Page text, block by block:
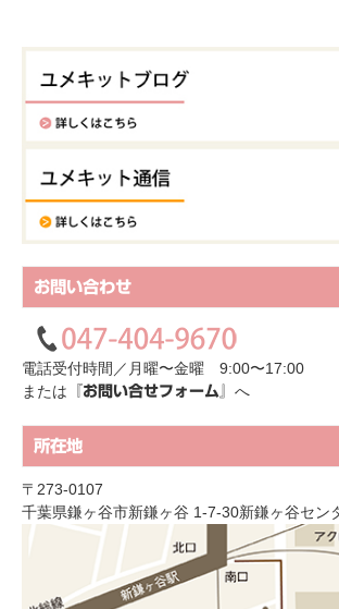
お問い合わせ
電話受付時間／月曜〜金曜 9:00〜17:00
または 『お問い合せフォーム』 へ
所在地
〒273-0107
千葉県鎌ヶ谷市新鎌ヶ谷 1-7-30新鎌ヶ谷セン